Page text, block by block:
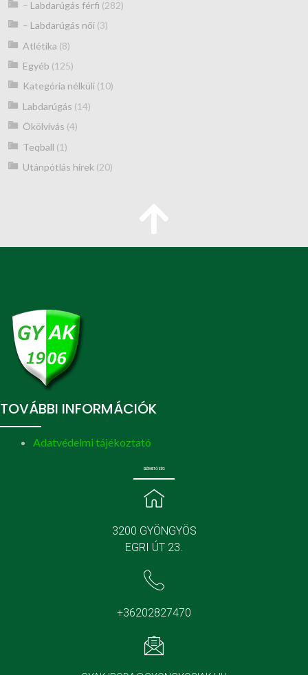
– Labdarúgás férfi (282)
– Labdarúgás női(3)
Atlétika (8)
Egyéb (125)
Kategória nélküli(10)
Labdarúgás (14)
Ökölvívás (4)
Teqball (1)
Utánpótlás hírek (20)
TOVÁBBI INFORMÁCIÓK
Adatvédelmi tájékoztató
ELÉRHETŐSÉG
3200 GYÖNGYÖS
EGRI ÚT 23.
+36202827470